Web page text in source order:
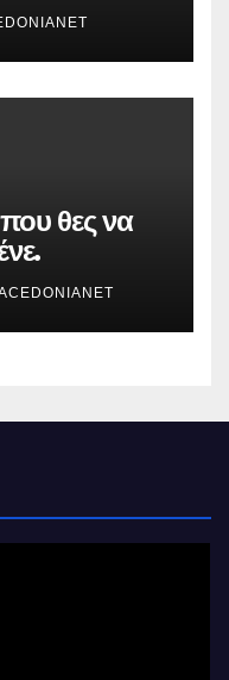
θες να